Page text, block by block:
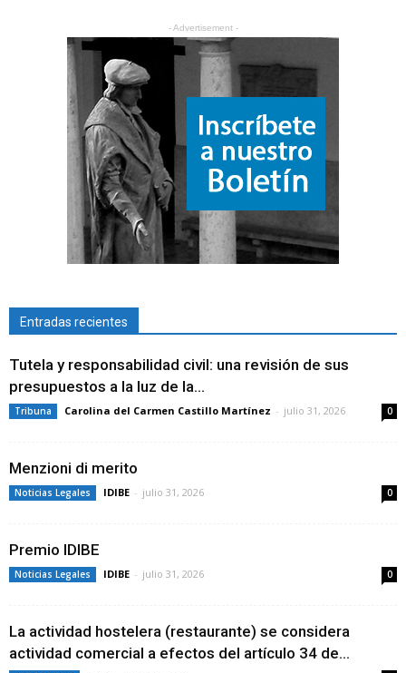
- Advertisement -
Entradas recientes
Tutela y responsabilidad civil: una revisión de sus
presupuestos a la luz de la...
Tribuna Carolina del Carmen Castillo Martínez - julio 31, 2026 0
Menzioni di merito
Noticias Legales IDIBE - julio 31, 2026 0
Premio IDIBE
Noticias Legales IDIBE - julio 31, 2026 0
La actividad hostelera (restaurante) se considera
actividad comercial a efectos del artículo 34 de...